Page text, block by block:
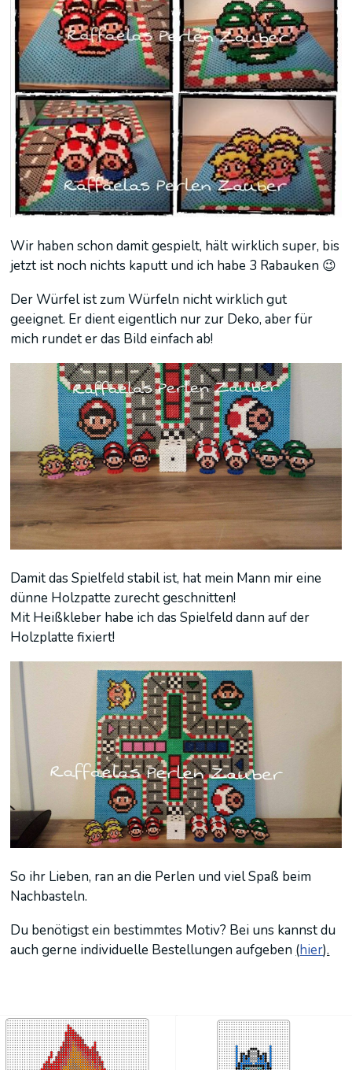
Wir haben schon damit gespielt, hält wirklich super, bis
jetzt ist noch nichts kaputt und ich habe 3 Rabauken 😉
Der Würfel ist zum Würfeln nicht wirklich gut
geeignet. Er dient eigentlich nur zur Deko, aber für
mich rundet er das Bild einfach ab!
Damit das Spielfeld stabil ist, hat mein Mann mir eine
dünne Holzpatte zurecht geschnitten!
Mit Heißkleber habe ich das Spielfeld dann auf der
Holzplatte fixiert!
So ihr Lieben, ran an die Perlen und viel Spaß beim
Nachbasteln.
Du benötigst ein bestimmtes Motiv? Bei uns kannst du
auch gerne individuelle Bestellungen aufgeben (hier).